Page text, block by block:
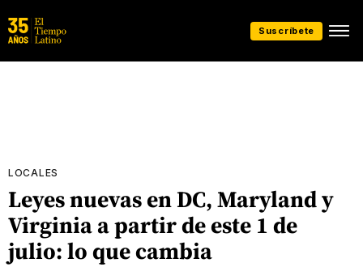
Suscríbete
LOCALES
Leyes nuevas en DC, Maryland y
Virginia a partir de este 1 de
julio: lo que cambia